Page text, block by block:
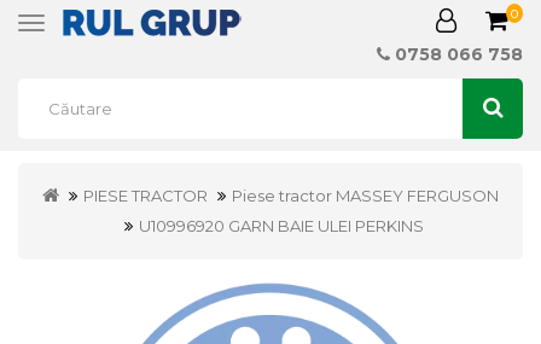
Toggle
0
0758 066 758
PIESE TRACTOR
Piese tractor MASSEY FERGUSON
U10996920 GARN BAIE ULEI PERKINS